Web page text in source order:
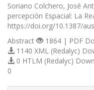
Soriano Colchero, José
percepción Espacial: La
https://doi.org/10.1387/
Abstract
1864 | PDF
1140 XML (Redalyc)
0 HTLM (Redalyc)
0